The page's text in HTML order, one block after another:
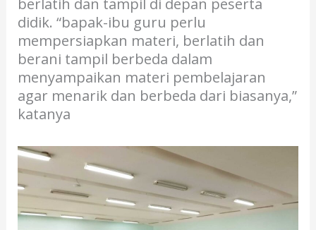
didik. “bapak-ibu guru perlu
mempersiapkan materi, berlatih dan
berani tampil berbeda dalam
menyampaikan materi pembelajaran
agar menarik dan berbeda dari biasanya,”
katanya